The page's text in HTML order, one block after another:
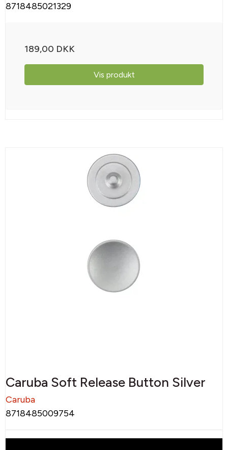
8718485021329
189,00 DKK
Vis produkt
Caruba Soft Release Button Silver
Caruba
8718485009754